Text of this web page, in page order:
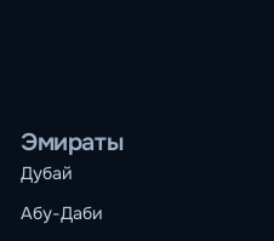
Эмираты
Дубай
Абу-Даби